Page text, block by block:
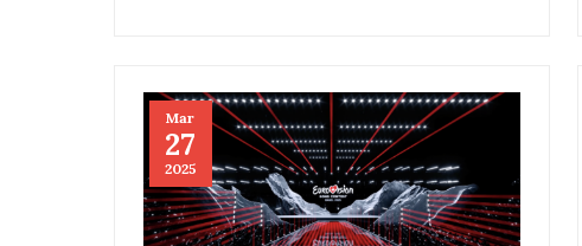
Mar
27
2025